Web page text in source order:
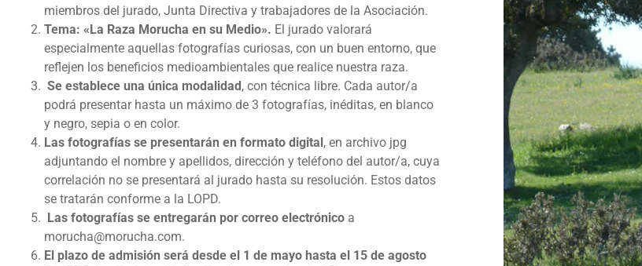
miembros del jurado, Junta Directiva y trabajadores de la Asociación.
Tema: «La Raza Morucha en su Medio». El jurado valorará
especialmente aquellas fotografías curiosas, con un buen entorno, que
reflejen los beneficios medioambientales que realice nuestra raza.
Se establece una única modalidad, con técnica libre. Cada autor/a
podrá presentar hasta un máximo de 3 fotografías, inéditas, en blanco
y negro, sepia o en color.
Las fotografías se presentarán en formato digital, en archivo jpg
adjuntando el nombre y apellidos, dirección y teléfono del autor/a, cuya
correlación no se presentará al jurado hasta su resolución. Estos datos
se tratarán conforme a la LOPD.
Las fotografías se entregarán por correo electrónico a
morucha@morucha.com.
El plazo de admisión será desde el 1 de mayo hasta el 15 de agosto